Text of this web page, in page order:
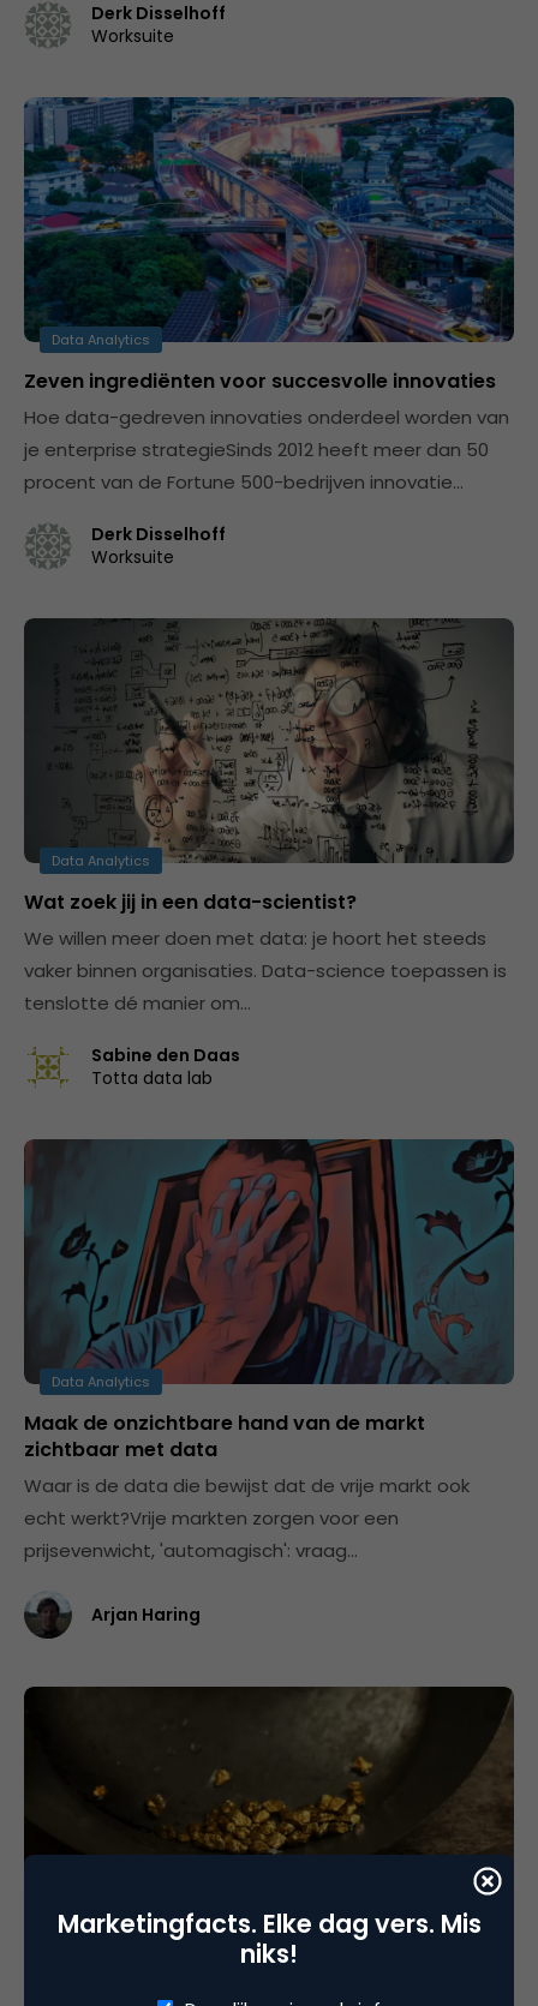
Derk Disselhoff
Worksuite
Data Analytics
Zeven ingrediënten voor succesvolle innovaties
Hoe data-gedreven innovaties onderdeel worden van
je enterprise strategieSinds 2012 heeft meer dan 50
procent van de Fortune 500-bedrijven innovatie…
Derk Disselhoff
Worksuite
Data Analytics
Wat zoek jij in een data-scientist?
We willen meer doen met data: je hoort het steeds
vaker binnen organisaties. Data-science toepassen is
tenslotte dé manier om…
Sabine den Daas
Totta data lab
Data Analytics
Maak de onzichtbare hand van de markt
zichtbaar met data
Waar is de data die bewijst dat de vrije markt ook
echt werkt?Vrije markten zorgen voor een
prijsevenwicht, 'automagisch': vraag…
Arjan Haring
Data Analytics
Data die je nodig hebt is goud waard, niet data
Marketingfacts. Elke dag vers. Mis
niks!